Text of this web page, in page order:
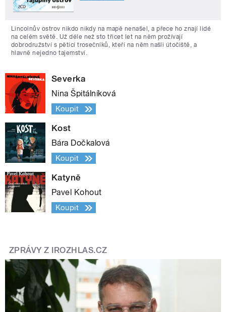
Lincolnův ostrov nikdo nikdy na mapě nenašel, a přece ho znají lidé
na celém světě. Už déle než sto třicet let na něm prožívají
dobrodružství s pěticí trosečníků, kteří na něm našli útočiště, a
hlavně nejedno tajemství.
Severka
Nina Špitálníková
Koupit
Kost
Bára Dočkalová
Koupit
Katyně
Pavel Kohout
Koupit
ZPRÁVY Z IROZHLAS.CZ